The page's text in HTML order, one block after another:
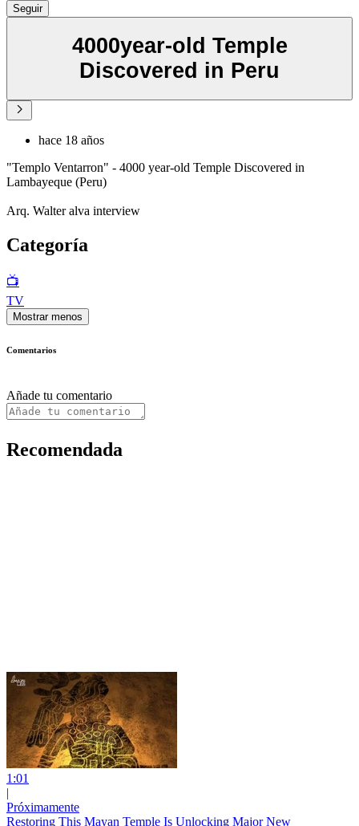
Seguir
4000year-old Temple
Discovered in Peru
hace 18 años
"Templo Ventarron" - 4000 year-old Temple Discovered in
Lambayeque (Peru)
Arq. Walter alva interview
Categoría
📺
TV
Mostrar menos
Comentarios
Añade tu comentario
Recomendada
1:01
|
Próximamente
Restoring This Mayan Temple Is Unlocking Major New